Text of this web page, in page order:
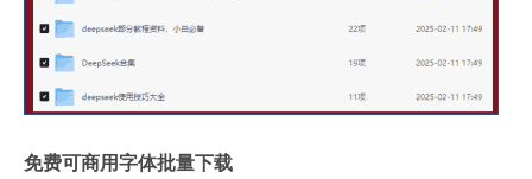
免费可商用字体批量下载